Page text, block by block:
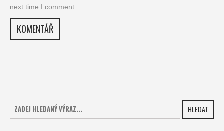
next time I comment.
HLEDAT